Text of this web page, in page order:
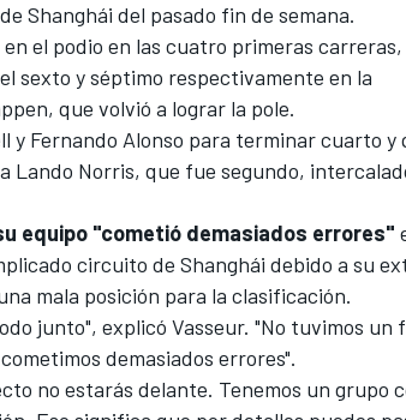
Shanghái del pasado fin de semana.
el podio en las cuatro primeras carreras,
sexto y séptimo respectivamente en la
, que volvió a lograr la pole.
y Fernando Alonso para terminar cuarto y
Lando Norris, que fue segundo,
equipo "cometió demasiados errores"
circuito de Shanghái debido a su
mala posición para la clasificación.
junto", explicó Vasseur. "No tuvimos un
demasiados errores".
no estarás delante. Tenemos un grupo